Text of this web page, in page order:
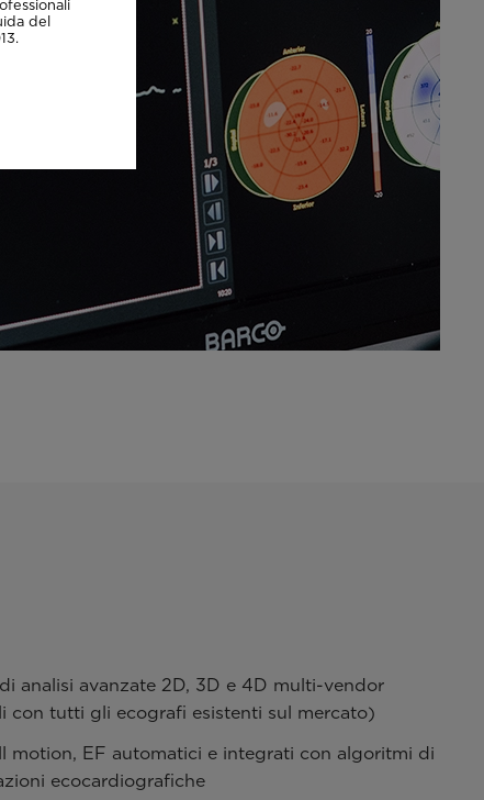
analisi avanzate 2D, 3D e 4D multi-vendor
con tutti gli ecografi esistenti sul mercato)
motion, EF automatici e integrati con algoritmi di
ecocardiografiche
del